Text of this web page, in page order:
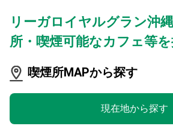
リーガロイヤルグラン沖
所・喫煙可能なカフェ等
喫煙所MAPから探す
現在地から探す